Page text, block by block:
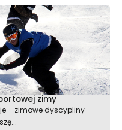
zimy
– zimowe dyscypliny